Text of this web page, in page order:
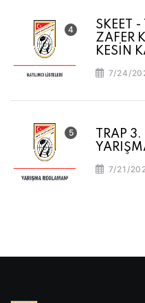
SKEET
ZAFER
KESİN
7/24/
TRAP
7/21/